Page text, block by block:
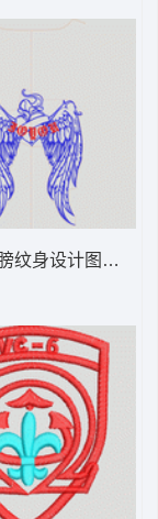
纹身设计图 翅膀